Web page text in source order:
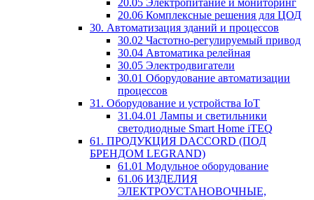
20.06 Комплексные решения для ЦОД
30. Автоматизация зданий и процессов
30.02 Частотно-регулируемый привод
30.04 Автоматика релейная
30.05 Электродвигатели
30.01 Оборудование автоматизации
процессов
31. Оборудование и устройства IoT
31.04.01 Лампы и светильники
светодиодные Smart Home iTEQ
61. ПРОДУКЦИЯ DACCORD (ПОД
БРЕНДОМ LEGRAND)
61.01 Модульное оборудование
61.06 ИЗДЕЛИЯ
ЭЛЕКТРОУСТАНОВОЧНЫЕ,